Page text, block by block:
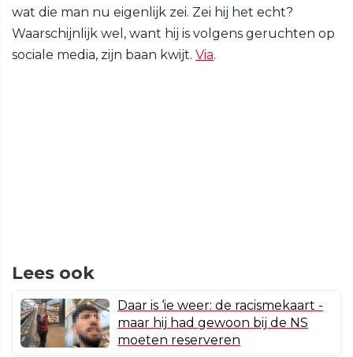
wat die man nu eigenlijk zei. Zei hij het echt?
Waarschijnlijk wel, want hij is volgens geruchten op
sociale media, zijn baan kwijt. Via.
Lees ook
Daar is ‘ie weer: de racismekaart -
maar hij had gewoon bij de NS
moeten reserveren